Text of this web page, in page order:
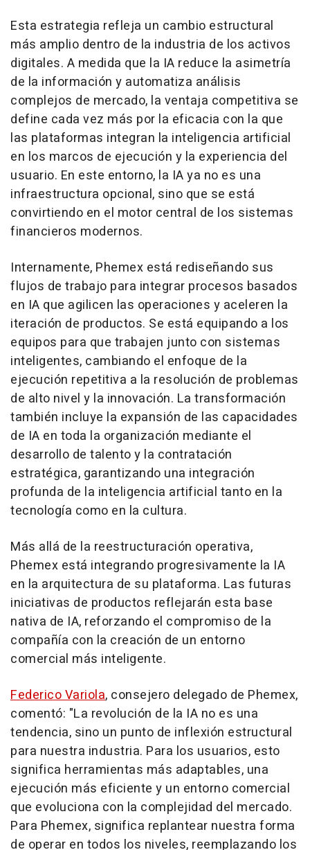
Esta estrategia refleja un cambio estructural
más amplio dentro de la industria de los activos
digitales. A medida que la IA reduce la asimetría
de la información y automatiza análisis
complejos de mercado, la ventaja competitiva se
define cada vez más por la eficacia con la que
las plataformas integran la inteligencia artificial
en los marcos de ejecución y la experiencia del
usuario. En este entorno, la IA ya no es una
infraestructura opcional, sino que se está
convirtiendo en el motor central de los sistemas
financieros modernos.
Internamente, Phemex está rediseñando sus
flujos de trabajo para integrar procesos basados
en IA que agilicen las operaciones y aceleren la
iteración de productos. Se está equipando a los
equipos para que trabajen junto con sistemas
inteligentes, cambiando el enfoque de la
ejecución repetitiva a la resolución de problemas
de alto nivel y la innovación. La transformación
también incluye la expansión de las capacidades
de IA en toda la organización mediante el
desarrollo de talento y la contratación
estratégica, garantizando una integración
profunda de la inteligencia artificial tanto en la
tecnología como en la cultura.
Más allá de la reestructuración operativa,
Phemex está integrando progresivamente la IA
en la arquitectura de su plataforma. Las futuras
iniciativas de productos reflejarán esta base
nativa de IA, reforzando el compromiso de la
compañía con la creación de un entorno
comercial más inteligente.
Federico Variola, consejero delegado de Phemex,
comentó: "La revolución de la IA no es una
tendencia, sino un punto de inflexión estructural
para nuestra industria. Para los usuarios, esto
significa herramientas más adaptables, una
ejecución más eficiente y un entorno comercial
que evoluciona con la complejidad del mercado.
Para Phemex, significa replantear nuestra forma
de operar en todos los niveles, reemplazando los